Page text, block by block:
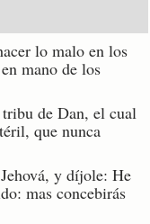
lo malo en los
mano de los
de Dan, el cual
que nunca
y díjole: He
mas concebirás